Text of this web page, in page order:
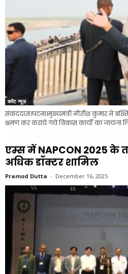
करेंट न्यूज़
संवाददाता।पटना।मुख्यमंत्री नीतीश कुमार ने
भ्रमण कर कराये गये विकास कार्यों का जायजा
एम्स में NAPCON 2025 के
अधिक डॉक्टर शामिल
Pramod Dutta - December 16, 2025